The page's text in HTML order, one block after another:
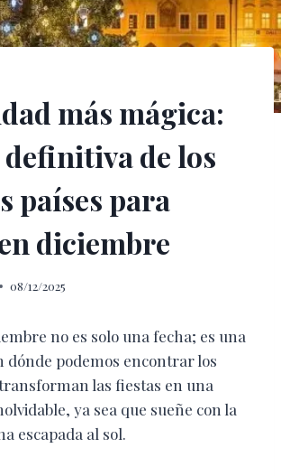
más mágica:
de los
países para
diciembre
08/12/2025
no es solo una fecha; es una
dónde podemos encontrar los
las fiestas en una
ya sea que sueñe con la
escapada al sol.